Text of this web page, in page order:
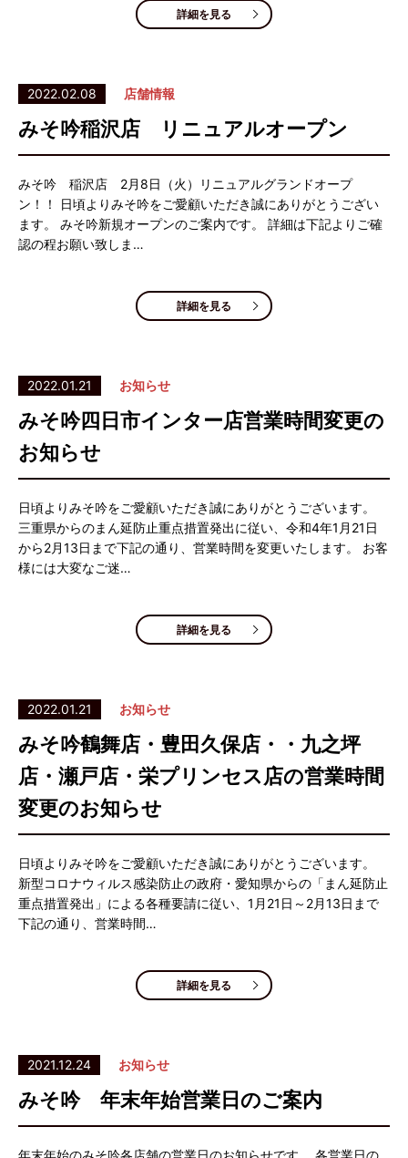
詳細を見る
2022.02.08 店舗情報
みそ吟稲沢店 リニュアルオープン
みそ吟 稲沢店 2月8日（火）リニュアルグランドオープ
ン！！ 日頃よりみそ吟をご愛顧いただき誠にありがとうござい
ます。 みそ吟新規オープンのご案内です。 詳細は下記よりご確
認の程お願い致しま…
詳細を見る
2022.01.21 お知らせ
みそ吟四日市インター店営業時間変更の
お知らせ
日頃よりみそ吟をご愛顧いただき誠にありがとうございます。
三重県からのまん延防止重点措置発出に従い、令和4年1月21日
から2月13日まで下記の通り、営業時間を変更いたします。 お客
様には大変なご迷…
詳細を見る
2022.01.21 お知らせ
みそ吟鶴舞店・豊田久保店・・九之坪
店・瀬戸店・栄プリンセス店の営業時間
変更のお知らせ
日頃よりみそ吟をご愛顧いただき誠にありがとうございます。
新型コロナウィルス感染防止の政府・愛知県からの「まん延防止
重点措置発出」による各種要請に従い、1月21日～2月13日まで
下記の通り、営業時間…
詳細を見る
2021.12.24 お知らせ
みそ吟 年末年始営業日のご案内
年末年始のみそ吟各店舗の営業日のお知らせです。 各営業日の